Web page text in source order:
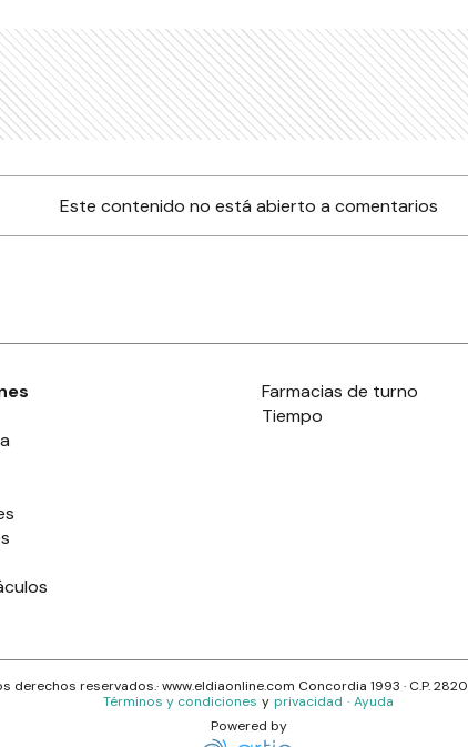
Este contenido no está abierto a comentarios
Farmacias de turno
Tiempo
derechos reservados.· www.eldiaonline.com Concordia 1993 · C.P.2820
Términos y condiciones y privacidad · Ayuda
Powered by